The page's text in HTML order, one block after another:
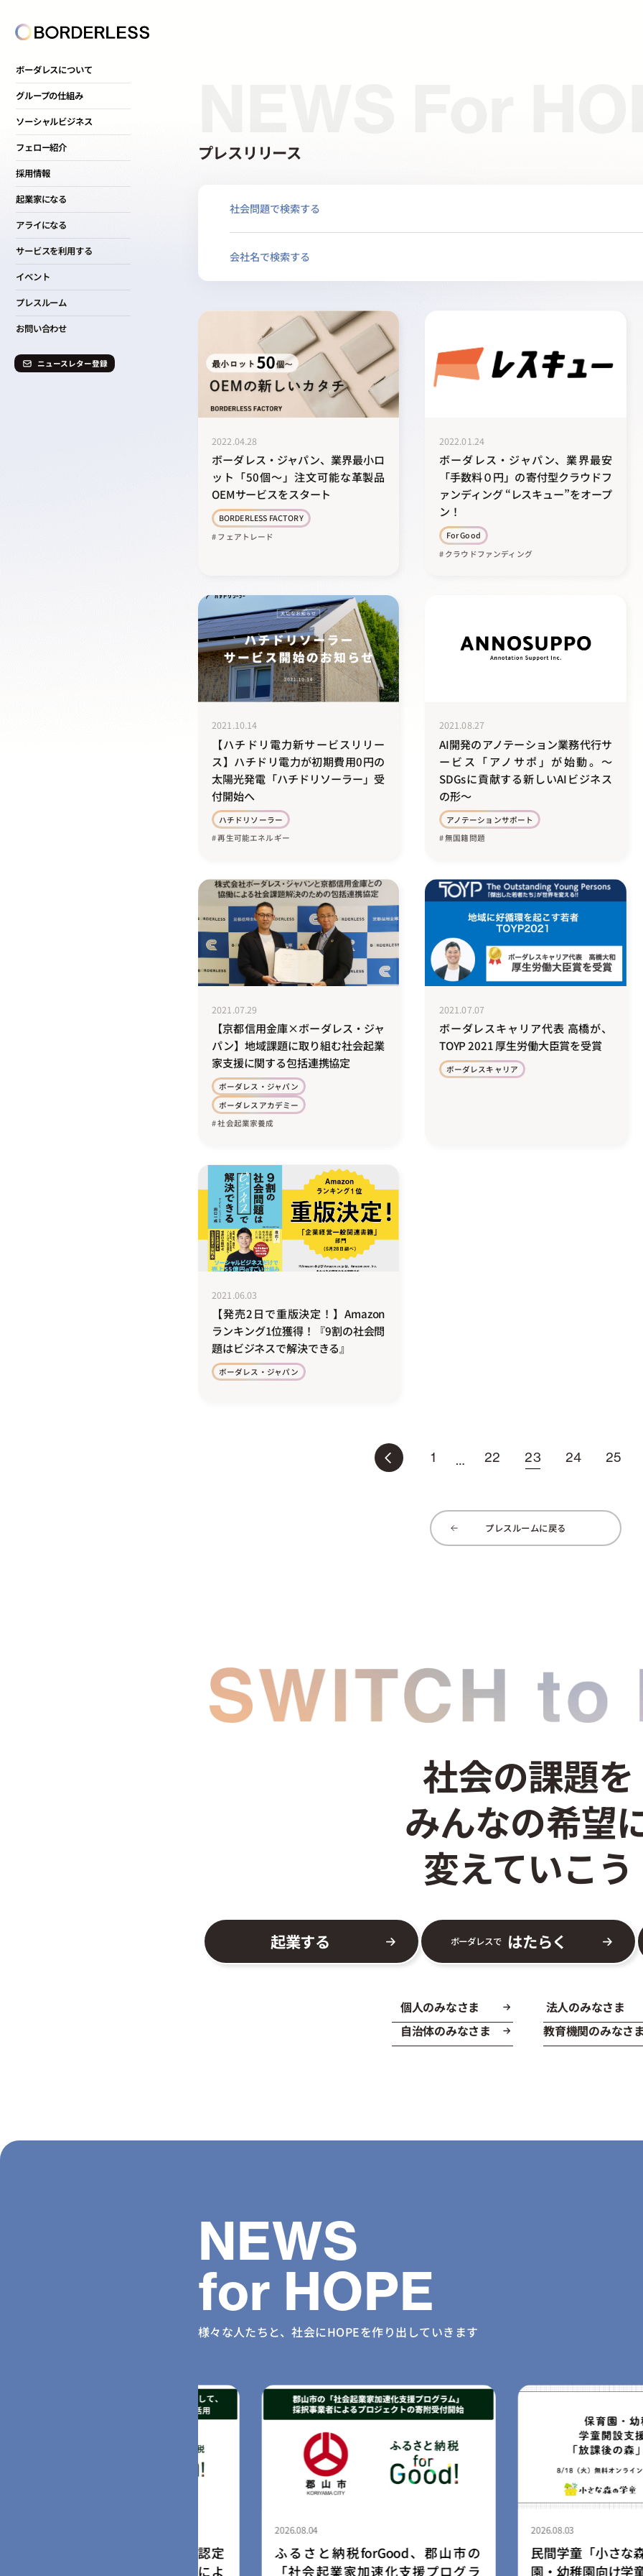
ボーダレスについて
グループの仕組み
ソーシャルビジネス
フェロー紹介
採用情報
起業家になる
アライになる
サービスを利用する
イベント
プレスルーム
お問い合わせ
ニュースレター登録
NEWS
プレスリリース
社会問題で検索する
会社名で検索する
2022.04.28
ボーダレス・ジャパン、業界最小ロ
ット「50個～」注文可能な革製品
OEMサービスをスタート
BORDERLESS FACTORY
# フェアトレード
2022.01.24
ボーダレス・ジャパン、業界最安
「手数料０円」の寄付型クラウドフ
ァンディング “レスキュー”をオープ
ン！
For Good
# クラウドファンディング
2021.10.14
【ハチドリ電力新サービスリリー
ス】ハチドリ電力が初期費用0円の
太陽光発電「ハチドリソーラー」受
付開始へ
ハチドリソーラー
# 再生可能エネルギー
2021.08.27
AI開発のアノテーション業務代行サ
ービス「アノサポ」が始動。～
SDGsに貢献する新しいAIビジネス
の形～
アノテーションサポート
# 無国籍問題
2021.07.29
【京都信用金庫×️ボーダレス・ジャ
パン】地域課題に取り組む社会起業
家支援に関する包括連携協定
ボーダレス・ジャパン
ボーダレスアカデミー
# 社会起業家養成
2021.07.07
ボーダレスキャリア代表 高橋が、
TOYP 2021 厚生労働大臣賞を受賞
ボーダレスキャリア
2021.06.03
【発売2日で重版決定！】Amazon
ランキング1位獲得！『9割の社会問
題はビジネスで解決できる』
ボーダレス・ジャパン
1 … 22 23 24 25
プレスルームに戻る
社会の課題を
みんなの希望
変えていこう
起業する ボーダレスで はたらく
個人のみなさま
法人のみなさま
自治体のみなさま
教育機関のみなさ
NEWS
for HOPE
様々な人たちと、社会にHOPEを作り出していきます
ふるさと納税forGood、郡山市の
「社会起業家加速化支援プログラ
民間学童「小さな森の学童」
園・幼稚園向け学童開設支援